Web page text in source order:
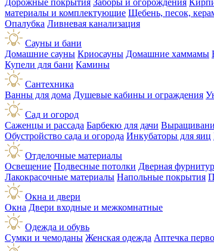
материалы и комплектующие Щебень, песок,
Опалубка Ливневая канализация
Сауны и бани
Домашние сауны Криосауны Домашние хаммамы
Купели для бани Камины
Сантехника
Ванны для дома Душевые кабины и ограждения
Сад и огород
Саженцы и рассада Барбекю для дачи
Обустройство сада и огорода Инкубаторы для яиц
Отделочные материалы
Освещение Подвесные потолки Дверная
Лакокрасочные материалы Напольные покрытия
Окна и двери
Окна Двери входные и межкомнатные
Одежда и обувь
Сумки и чемоданы Женская одежда Аптечка